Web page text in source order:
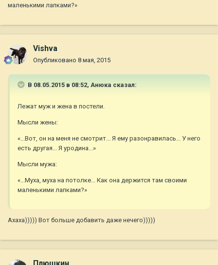
маленькими лапками?»
Vishva
Опубликовано 8 мая, 2015
В 08.05.2015 в 08:52, Анюка сказал:
Лежат муж и жена в постели.
Мысли жены:
«...Вот, он на меня не смотрит... Я ему разонравилась... У него
есть другая... Я уродина...»
Мысли мужа:
«...Муха, муха на потолке... Как она держится там своими
маленькими лапками?»
Ахаха))))) Вот больше добавить даже нечего)))))